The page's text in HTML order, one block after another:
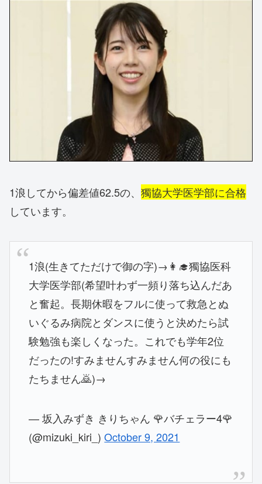
1浪してから偏差値62.5の、 獨協大学医学部に合格
しています。
1浪(生きてただけで御の字)→👩‍🎓獨協医科
大学医学部(希望叶わず一頻り落ち込んだあ
と奮起。長期休暇をフルに使って救急とぬ
いぐるみ病院とダンスに使うと決めたら試
験勉強も楽しくなった。これでも学年2位
だったの!すみませんすみません何の役にも
たちません🙇)→
— 坂入みずき きりちゃん 🌹バチェラー4🌹
(@mizuki_kiri_)October 9, 2021